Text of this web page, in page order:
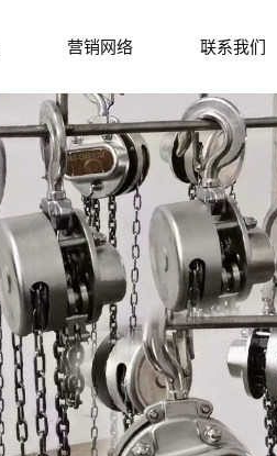
营销网络 联系我们